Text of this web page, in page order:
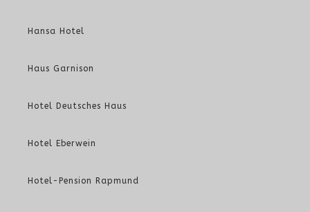
Hansa Hotel
Haus Garnison
Hotel Deutsches Haus
Hotel Eberwein
Hotel-Pension Rapmund